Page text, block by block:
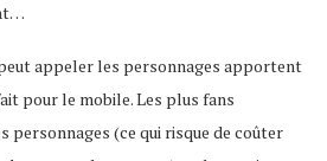
appeler les personnages apportent
pour le mobile. Les plus fans
(ce qui risque de coûter